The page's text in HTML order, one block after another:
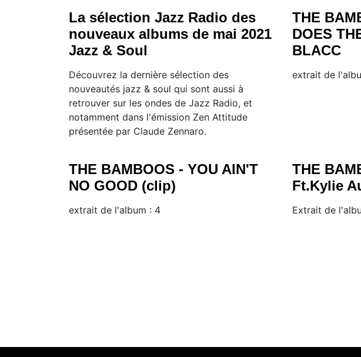
La sélection Jazz Radio des
nouveaux albums de mai 2021
Jazz & Soul
Découvrez la dernière sélection des
nouveautés jazz & soul qui sont aussi à
retrouver sur les ondes de Jazz Radio, et
notamment dans l'émission Zen Attitude
présentée par Claude Zennaro.
THE
DOES
BLACC
extrait de
THE BAMBOOS - YOU AIN'T
NO GOOD (clip)
extrait de l'album : 4
THE
Ft.Kylie
Extrait de